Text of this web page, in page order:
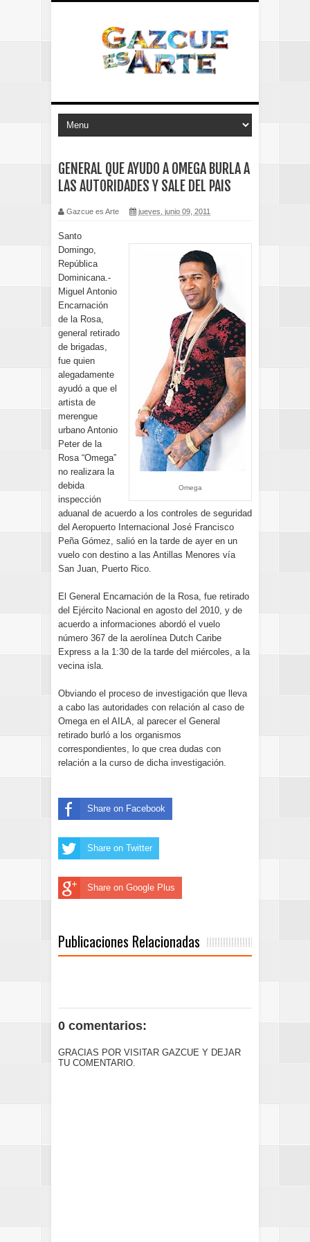
GENERAL QUE AYUDO A OMEGA BURLA A
LAS AUTORIDADES Y SALE DEL PAIS
Gazcue es Arte jueves, junio 09, 2011
Omega
Santo
Domingo,
República
Dominicana.-
Miguel Antonio
Encarnación
de la Rosa,
general retirado
de brigadas,
fue quien
alegadamente
ayudó a que el
artista de
merengue
urbano Antonio
Peter de la
Rosa “Omega”
no realizara la
debida
inspección
aduanal de acuerdo a los controles de seguridad
del Aeropuerto Internacional José Francisco
Peña Gómez, salió en la tarde de ayer en un
vuelo con destino a las Antillas Menores vía
San Juan, Puerto Rico.
El General Encarnación de la Rosa, fue retirado
del Ejército Nacional en agosto del 2010, y de
acuerdo a informaciones abordó el vuelo
número 367 de la aerolínea Dutch Caribe
Express a la 1:30 de la tarde del miércoles, a la
vecina isla.
Obviando el proceso de investigación que lleva
a cabo las autoridades con relación al caso de
Omega en el AILA, al parecer el General
retirado burló a los organismos
correspondientes, lo que crea dudas con
relación a la curso de dicha investigación.
Share on Facebook
Share on Twitter
Share on Google Plus
Publicaciones Relacionadas
0 comentarios:
GRACIAS POR VISITAR GAZCUE Y DEJAR
TU COMENTARIO.